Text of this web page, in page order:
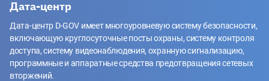
Дата-центр
Дата-центр D-GOV имеет многоуровневую систему безопасности,
включающую круглосуточные посты охраны, систему контроля
доступа, систему видеонаблюдения, охранную сигнализацию,
программные и аппаратные средства предотвращения сетевых
вторжений.